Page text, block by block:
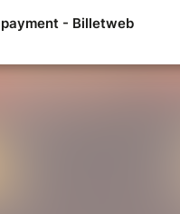
en 2019, 2020 et